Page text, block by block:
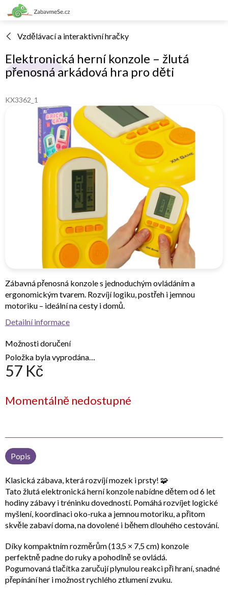
Přejít
na
Vzdělávací a interaktivní hračky
Elektronická herní konzole – žlutá
přenosná arkádová hra pro děti
KX3362_1
57 Kč
cena:
Momentálně nedostupné
Možnosti doručení
Položka byla vyprodána…
Zábavná přenosná konzole s jednoduchým ovládáním a
ergonomickým tvarem. Rozvíjí logiku, postřeh i jemnou
motoriku – ideální na cesty i domů.
Detailní informace
Popis
Klasická zábava, která rozvíjí mozek i prsty! 🧩
Tatožlutá elektronická herní konzolenabídne dětem od 6 let
hodiny zábavy i tréninku dovedností. Pomáhá rozvíjet logické
myšlení, koordinaci oko-ruka a jemnou motoriku, a přitom
skvěle zabaví doma, na dovolené i během dlouhého cestování.
Díky kompaktním rozměrům (13,5 × 7,5 cm) konzole
perfektně padne do ruky a pohodlně se ovládá.
Pogumovaná tlačítka zaručují plynulou reakci při hraní, snadné
přepínání her i možnost rychlého ztlumení zvuku.